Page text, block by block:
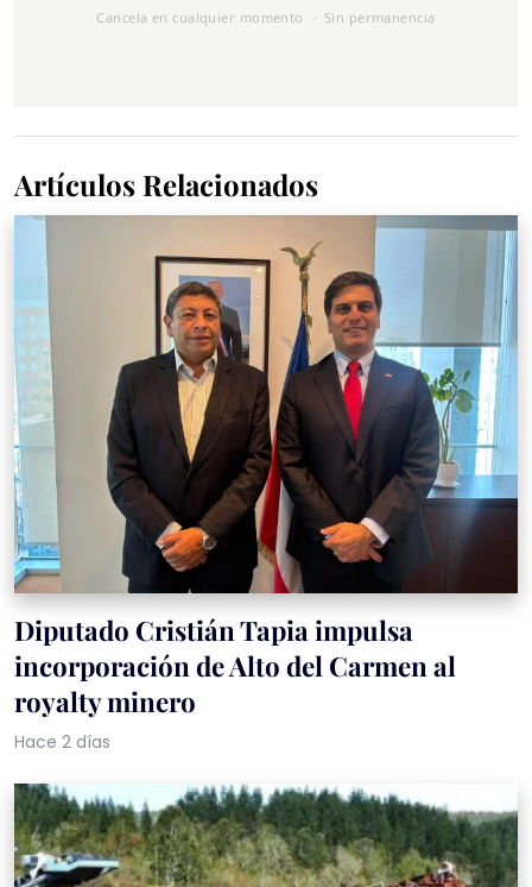
Cancela en cualquier momento · Sin permanencia
Artículos Relacionados
Diputado Cristián Tapia impulsa
incorporación de Alto del Carmen al
royalty minero
Hace 2 días